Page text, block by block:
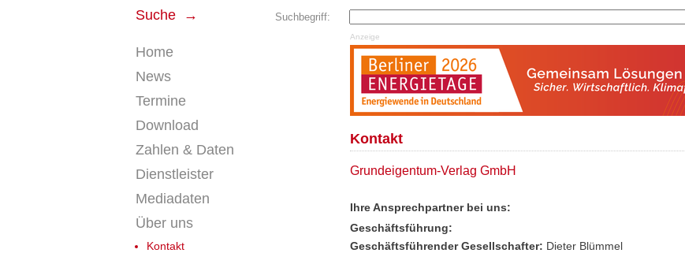
Suche → Suchbegriff:
Home
News
Termine
Download
Zahlen & Daten
Dienstleister
Mediadaten
Über uns
Kontakt
Anzeige
Kontakt
Grundeigentum-Verlag GmbH
Ihre Ansprechpartner bei uns:
Geschäftsführung:
Geschäftsführender Gesellschafter: Dieter Blümmel